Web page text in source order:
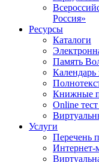
Россия»
Ресурсы
Каталоги
Память
Календарь
Книжные
Online
Услуги
Перечень
Интернет-